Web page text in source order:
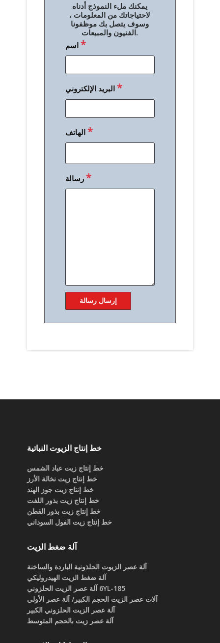
يمكنك ملء النموذج أدناه
لاحتياجاتك من المعلومات ،
وسوف يتصل بك موظفونا
الفنيون والمبيعات.
اسم*
البريد الإلكتروني*
الهاتف*
رسالة*
خط إنتاج الزيوت النباتية
خط إنتاج زيت عباد الشمس
خط إنتاج زيت نخالة الأرز
خط إنتاج زيت جوز الهند
خط إنتاج زيت بذور اللفت
خط إنتاج زيت بذور القطن
خط إنتاج زيت الفول السوداني
آلة ضغط الزيت
آلة عصر الزيوت الحلذونية الباردة والساخنة
آلة ضغط الزيت الهيدروليكي
6YL-185 آلة عصر الزيت الحلزوني
آلات عصر الزيت الحجم الكبير/ آلة عصر الأولي
آلة عصر الزيت الحلزوني الكبير
آلة عصر زيت بالحجم المتوسط